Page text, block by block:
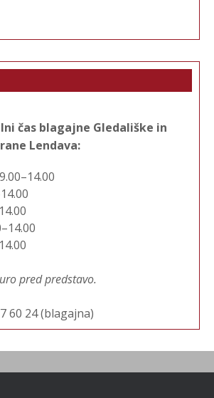
čas blagajne Gledališke in
Lendava:
pred predstavo.
60 24 (blagajna)